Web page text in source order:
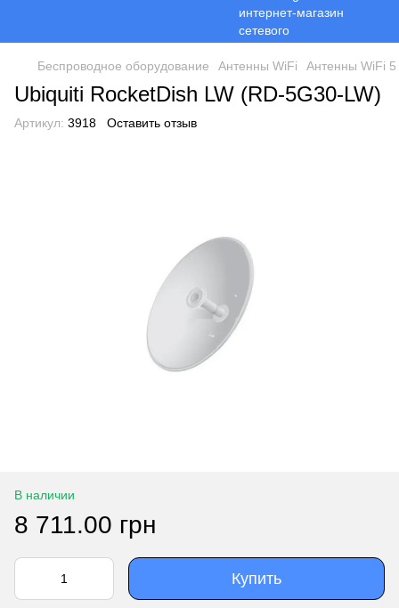
Беспроводное оборудование Антенны WiFi Антенны WiFi 5
Ubiquiti RocketDish LW (RD-5G30-LW)
Артикул: 3918 Оставить отзыв
В наличии
8 711.00 грн
Купить